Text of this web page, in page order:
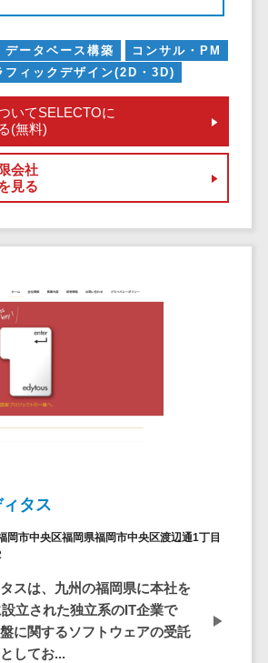
マニュアル作成ツール>
物品管理システム> RPAツール>
帳票作成サービス>
物流・流通向け
車両管理システム>
商圏分析ツール>
バース予約システム>
アルコールチェックアプリ>
店舗業務支援システム>
配送ルート最適化>
IT点呼サービス>
オンライン診療システム>
オンコール代行サービス>
訪問看護ステーション向けサービ
ス>
ファイル転送
サービス
文書管理シス
テム
Web電話帳
ツール
フィスツール
ット
ネージソフト
オンライン校
社内SNS
Web会議シス
プロジェクト
管理ツール
電子証明書サ
ービス
データベース構築
コンサル・PM
フィックデザイン(2D・3D)
いてSELECTOに
(無料)
会社
見る
タス
岡市中央区福岡県福岡市中央区渡辺通1丁目
スは、九州の福岡県に本社を
立された独立系のIT企業で
に関するソフトウェアの受託
してお...